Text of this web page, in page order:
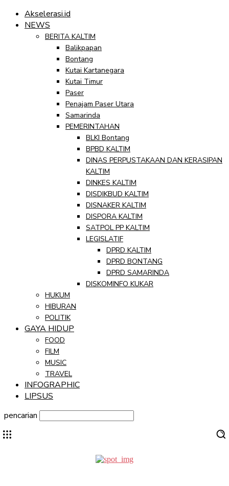
Akselerasi.id
NEWS
BERITA KALTIM
Balikpapan
Bontang
Kutai Kartanegara
Kutai Timur
Paser
Penajam Paser Utara
Samarinda
PEMERINTAHAN
BLKI Bontang
BPBD KALTIM
DINAS PERPUSTAKAAN DAN KERASIPAN
KALTIM
DINKES KALTIM
DISDIKBUD KALTIM
DISNAKER KALTIM
DISPORA KALTIM
SATPOL PP KALTIM
LEGISLATIF
DPRD KALTIM
DPRD BONTANG
DPRD SAMARINDA
DISKOMINFO KUKAR
HUKUM
HIBURAN
POLITIK
GAYA HIDUP
FOOD
FILM
MUSIC
TRAVEL
INFOGRAPHIC
LIPSUS
pencarian